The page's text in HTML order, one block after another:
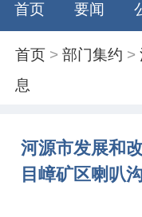
首页 要闻
首页 >部门集约 >
息
河源市发展和
目嶂矿区喇叭